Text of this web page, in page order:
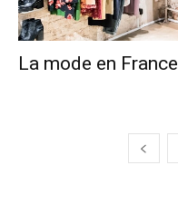
La mode en France